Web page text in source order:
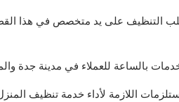
التنظيف على يد متخصص في هذا
بالساعة للعملاء في مدينة جدة
اللازمة لأداء خدمة تنظيف